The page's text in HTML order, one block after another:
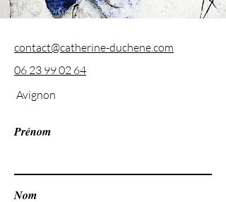
contact@catherine-duchene.com
06 23 99 02 64
Avignon
Prénom
Nom